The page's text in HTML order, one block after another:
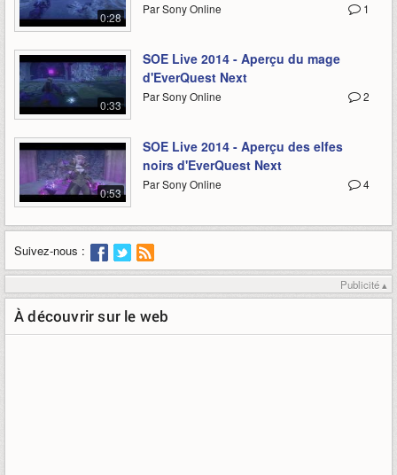
0:28
1
Par Sony Online
0:33
SOE Live 2014 - Aperçu du mage
d'EverQuest Next
2
Par Sony Online
0:53
SOE Live 2014 - Aperçu des elfes
noirs d'EverQuest Next
4
Par Sony Online
Suivez-nous :
Publicité ▴
À découvrir sur le web